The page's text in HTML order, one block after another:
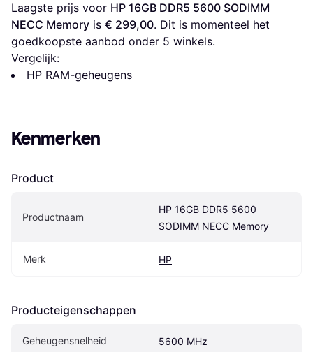
Laagste prijs voor HP 16GB DDR5 5600 SODIMM
NECC Memory is € 299,00. Dit is momenteel het
goedkoopste aanbod onder 5 winkels.
Vergelijk:
HP RAM-geheugens
Kenmerken
Product
Productnaam
HP 16GB DDR5 5600
SODIMM NECC Memory
Merk HP
Producteigenschappen
Geheugensnelheid 5600 MHz